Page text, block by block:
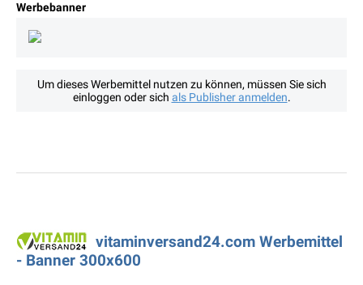
Werbebanner
Um dieses Werbemittel nutzen zu können, müssen Sie sich
einloggen oder sich als Publisher anmelden.
vitaminversand24.com Werbemittel
- Banner 300x600